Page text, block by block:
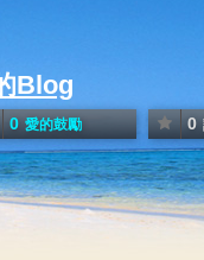
Blog
0 愛的鼓勵 0